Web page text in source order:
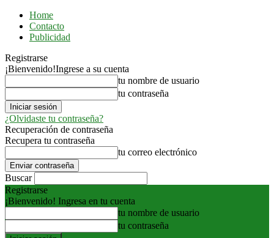
Home
Contacto
Publicidad
Registrarse
¡Bienvenido!Ingrese a su cuenta
tu nombre de usuario
tu contraseña
¿Olvidaste tu contraseña?
Recuperación de contraseña
Recupera tu contraseña
tu correo electrónico
Buscar
Registrarse
¡Bienvenido! Ingresa en tu cuenta
tu nombre de usuario
tu contraseña